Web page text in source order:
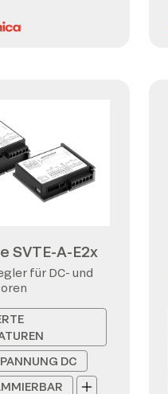
SVTE-A-E2x
für DC- und
DC